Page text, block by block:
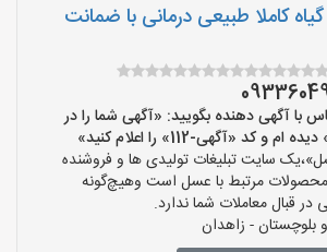
کاملا طبیعی درمانی با ضمانت
با آگهی دهنده بگویید: «آگهی شما را در
«آگهی-112» را اعلام کنید»
سایت تبلیغات تولیدی ها و فروشنده
مرتبط با عسل است وهیچ‌گونه
قبال معاملات شما ندارد.
بلوچستان - زاهدان